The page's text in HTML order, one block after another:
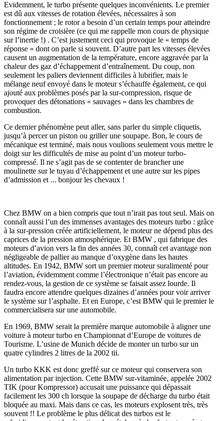
Evidemment, le turbo présente quelques inconvénients. Le premier
est dû aux vitesses de rotation élevées, nécessaires à son
fonctionnement ; le rotor a besoin d’un certain temps pour atteindre
son régime de croisière (ce qui me rappelle mon cours de physique
sur l’inertie !) . C’est justement ceci qui provoque le « temps de
réponse » dont on parle si souvent. D’autre part les vitesses élevées
causent un augmentation de la température, encore aggravée par la
chaleur des gaz d’échappement d’entraînement. Du coup, non
seulement les paliers deviennent difficiles à lubrifier, mais le
mélange neuf envoyé dans le moteur s’échauffe également, ce qui
ajouté aux problèmes posés par la sur-compression, risque de
provoquer des détonations « sauvages » dans les chambres de
combustion.
Ce dernier phénomène peut aller, sans parler du simple cliquetis,
jusqu’à percer un piston ou griller une soupape. Bon, le cours de
mécanique est terminé, mais nous voulions seulement vous mettre le
doigt sur les difficultés de mise au point d’un moteur turbo-
compressé. Il ne s’agit pas de se contenter de brancher une
moulinette sur le tuyau d’échappement et une autre sur les pipes
d’admission et ... bonjour les chevaux !
Chez BMW on a bien compris que tout n’irait pas tout seul. Mais on
connaît aussi l’un des immenses avantages des moteurs turbo : grâce
à la sur-pression créée artificiellement, le moteur ne dépend plus des
caprices de la pression atmosphérique. Et BMW , qui fabrique des
moteurs d’avion vers la fin des années 30, connaît cet avantage non
négligeable de pallier au manque d’oxygène dans les hautes
altitudes. En 1942, BMW sort un premier moteur suralimenté pour
l’aviation, évidemment comme l’électronique n’était pas encore au
rendez-vous, la gestion de ce système se faisait assez lourde. Il
faudra encore attendre quelques dizaines d’années pour voir arriver
le système sur l’asphalte. Et en Europe, c’est BMW qui le premier le
commercialisera sur une automobile.
En 1969, BMW serait la première marque automobile à aligner une
voiture à moteur turbo en Championnat d’Europe de voitures de
Tourisme. L’usine de Munich décide de monter un turbo sur un
quatre cylindres 2 litres de la 2002 tii.
Un turbo KKK est donc greffé sur ce moteur qui conservera son
alimentation par injection. Cette BMW sur-vitaminée, appelée 2002
TIK (pour Kompressor) accusait une puissance qui dépassait
facilement les 300 ch lorsque la soupape de décharge du turbo était
bloquée au maxi. Mais dans ce cas, les moteurs explosent très, très
souvent !! Le problème le plus délicat des turbos est le